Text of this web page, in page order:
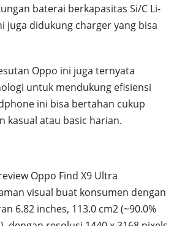
baterai berkapasitas Si/C Li-
juga didukung charger yang bisa
Oppo ini juga ternyata
untuk mendukung efisiensi
ini bisa bertahan cukup
kasual atau basic harian.
Oppo Find X9 Ultra
visual buat konsumen dengan
6.82 inches, 113.0 cm2 (~90.0%